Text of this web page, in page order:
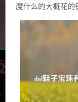
魔什么的大概花的